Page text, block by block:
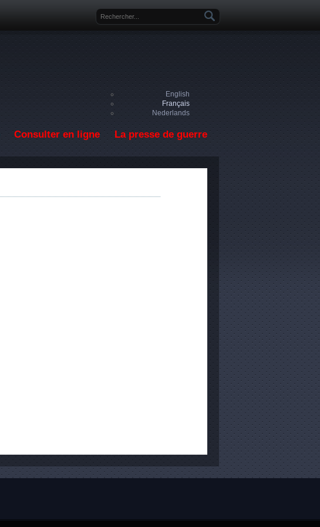
Formulaire de recherche
English
Français
Nederlands
Consulter en ligne La presse de guerre